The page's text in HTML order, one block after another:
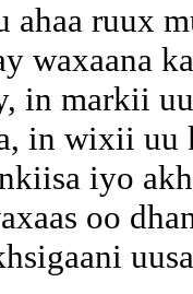
ahaa ruux
waxaana
in markii
in wixii
iyo
oo